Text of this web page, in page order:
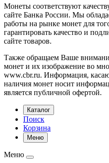
Монеты соответствуют
сайте Банка России. Мы
работы на рынке монет для
гарантировать качество и
сайте товаров.
Также обращаем Ваше
монет и их изображение во
www.cbr.ru. Информация,
наличия монет носит
является публичной офертой.
Каталог
Поиск
Корзина
Меню
Меню